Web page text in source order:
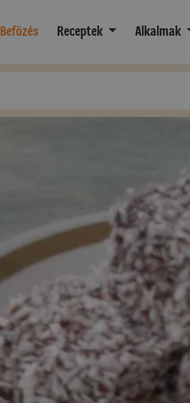
Befőzés Receptek Alkalmak